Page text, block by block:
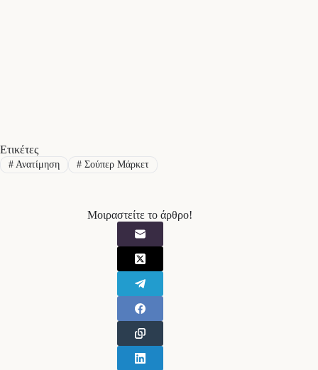
Ετικέτες
#Ανατίμηση #Σούπερ Μάρκετ
Μοιραστείτε το άρθρο!